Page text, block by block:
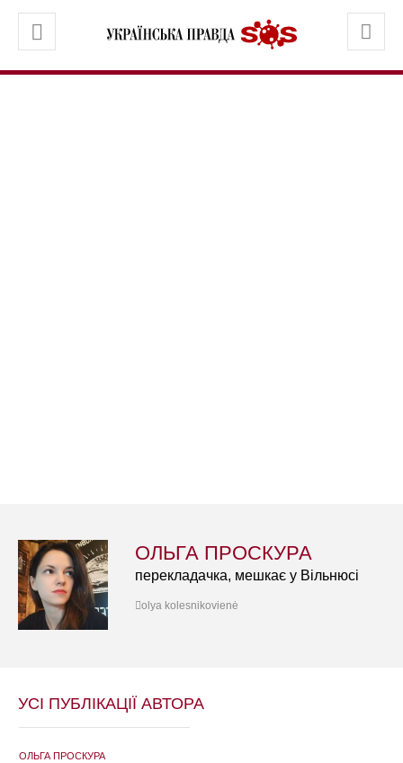
ОЛЬГА ПРОСКУРА
перекладачка, мешкає у Вільнюсі
olya kolesnikovienė
УСІ ПУБЛІКАЦІЇ АВТОРА
ОЛЬГА ПРОСКУРА